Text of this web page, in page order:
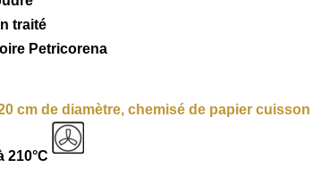
traité
Petricorena
cm de diamètre, chemisé de papier cuisson
210°C